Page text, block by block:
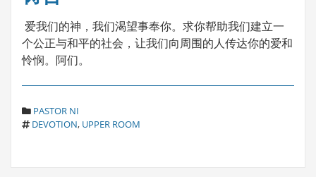
爱我们的神，我们渴望事奉你。求你帮助我们建立一
个公正与和平的社会，让我们向周围的人传达你的爱和
怜悯。阿们。
C
A
PASTOR NI
T
DEVOTION, UPPER ROOM